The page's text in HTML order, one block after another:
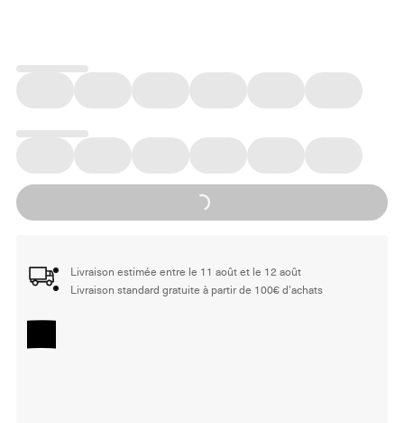
Loading...
Livraison estimée entre le 11 août et le 12 août
Livraison standard gratuite à partir de 100€ d'achats